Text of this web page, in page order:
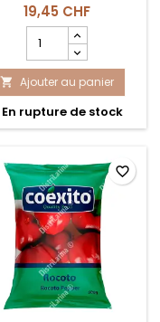
19,45 CHF
quantité
du
produit
PULPA
PIÑA
90
x
10und
CANOA
 Ajouter au panier
En rupture de stock
favorite_border